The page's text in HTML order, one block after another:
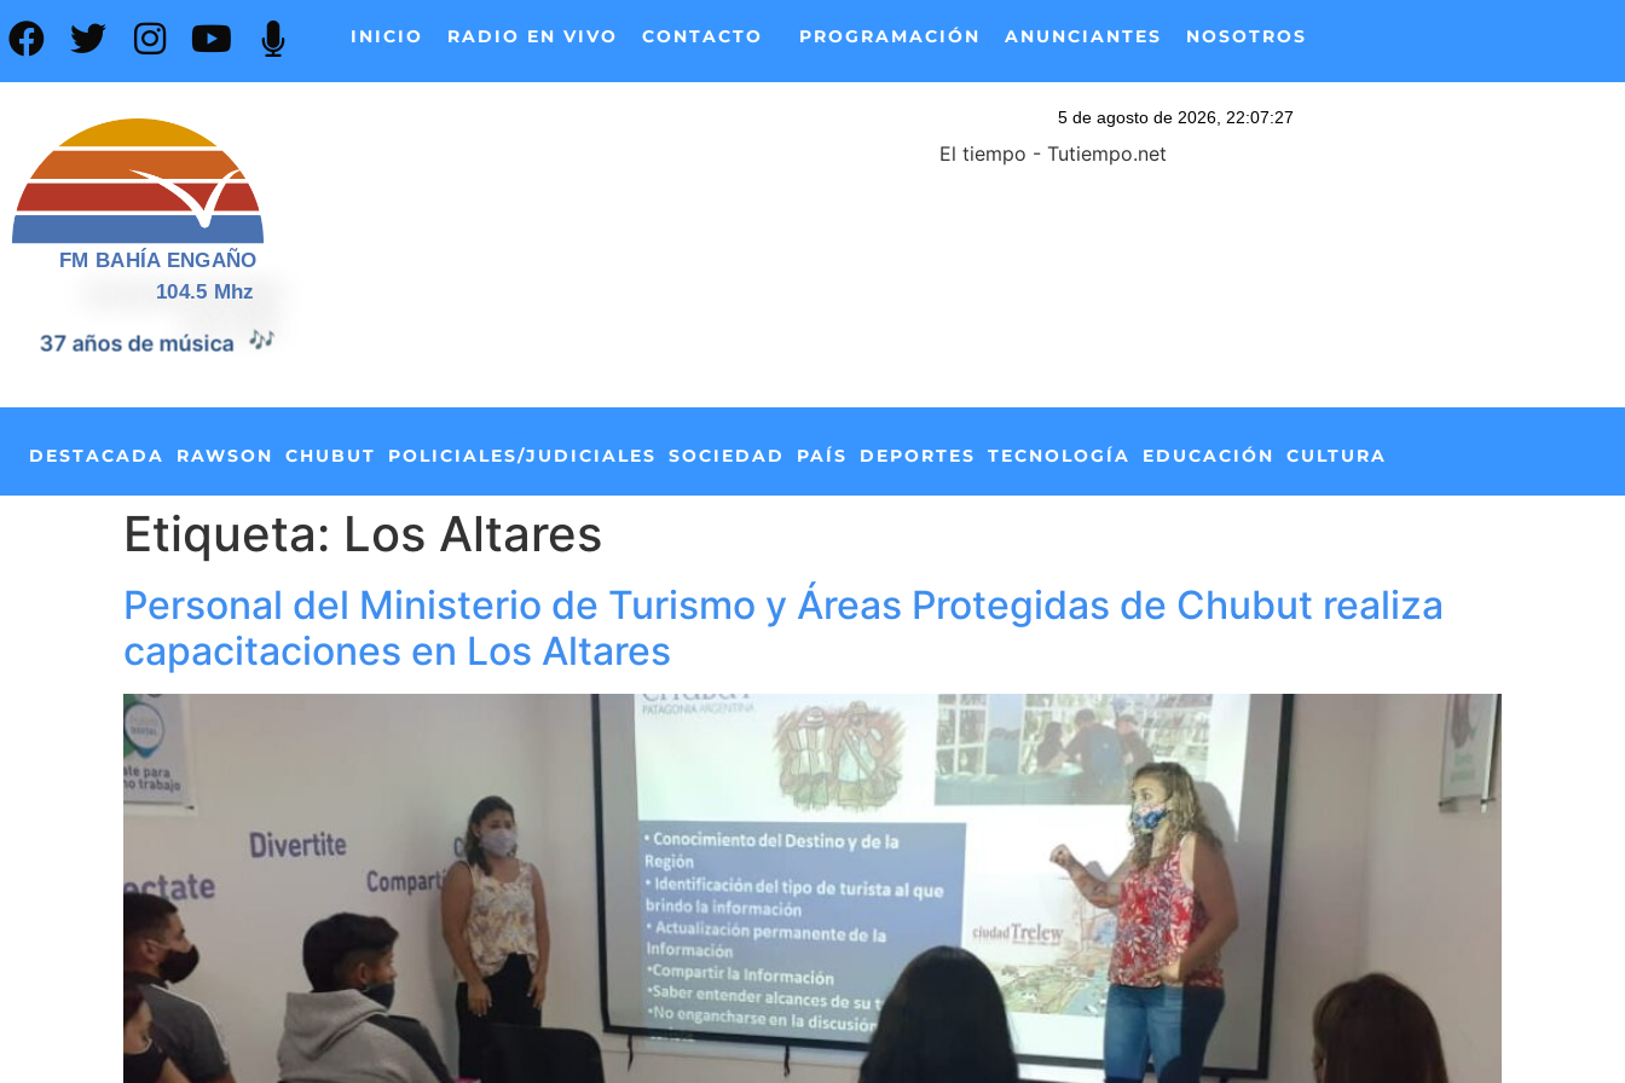
INICIO RADIO EN VIVO CONTACTO PROGRAMACIÓN ANUNCIANTES NOSOTROS
FM BAHÍA ENGAÑO
104.5 Mhz
37 años de música 🎶
El tiempo - Tutiempo.net
DESTACADA RAWSON CHUBUT POLICIALES/JUDICIALES SOCIEDAD PAÍS DEPORTES TECNOLOGÍA EDUCACIÓN CULTURA
Etiqueta: Los Altares
Personal del Ministerio de Turismo y Áreas Protegidas de Chubut realiza
capacitaciones en Los Altares